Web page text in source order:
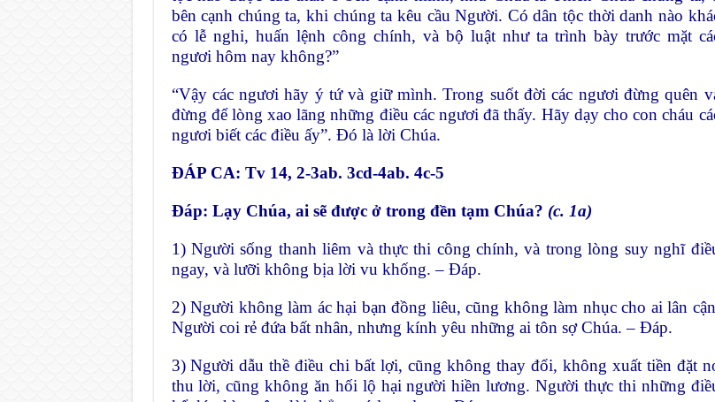
bên cạnh chúng ta, khi chúng ta kêu cầu Người. Có dân tộc thời danh nào
có lễ nghi, huấn lệnh công chính, và bộ luật như ta trình bày trước mặt
ngươi hôm nay không?”
“Vậy các ngươi hãy ý tứ và giữ mình. Trong suốt đời các ngươi đừng quên
đừng để lòng xao lãng những điều các ngươi đã thấy. Hãy dạy cho con cháu
ngươi biết các điều ấy”. Đó là lời Chúa.
ĐÁP CA: Tv 14, 2-3ab. 3cd-4ab. 4c-5
Đáp: Lạy Chúa, ai sẽ được ở trong đền tạm Chúa? (c. 1a)
1) Người sống thanh liêm và thực thi công chính, và trong lòng suy nghĩ
ngay, và lưỡi không bịa lời vu khống. – Đáp.
2) Người không làm ác hại bạn đồng liêu, cũng không làm nhục cho ai lân
Người coi rẻ đứa bất nhân, nhưng kính yêu những ai tôn sợ Chúa. – Đáp.
3) Người dẫu thề điều chi bất lợi, cũng không thay đổi, không xuất tiền đặt
thu lời, cũng không ăn hối lộ hại người hiền lương. Người thực thi những